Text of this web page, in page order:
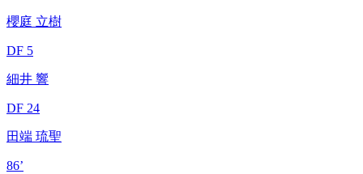
櫻庭 立樹
DF 5
細井 響
DF 24
田端 琉聖
86’